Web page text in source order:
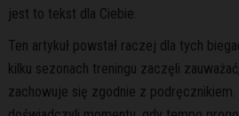
jest to tekst dla Ciebie.
Ten artykuł powstał raczej dla tych
kilku sezonach treningu zaczęli
zachowuje się zgodnie z